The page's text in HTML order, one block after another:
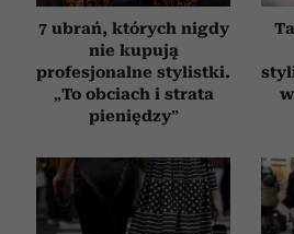
i reklam, aby oferować funkcje
analizować ruch w naszej
korzystasz z naszej witryny,
społecznościowym, reklamowym
Partnerzy mogą połączyć te
korzystania z ich usług.
7 ubrań, których nigdy
nie kupują
profesjonalne stylistki.
„To obciach i strata
pieniędzy”